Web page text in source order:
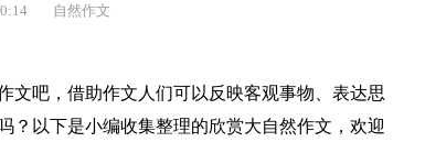
自然作文
吧，借助作文人们可以反映客观事物、表达思
？以下是小编收集整理的欣赏大自然作文，欢迎